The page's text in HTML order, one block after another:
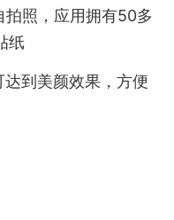
照，应用拥有50多
纸
到美颜效果，方便